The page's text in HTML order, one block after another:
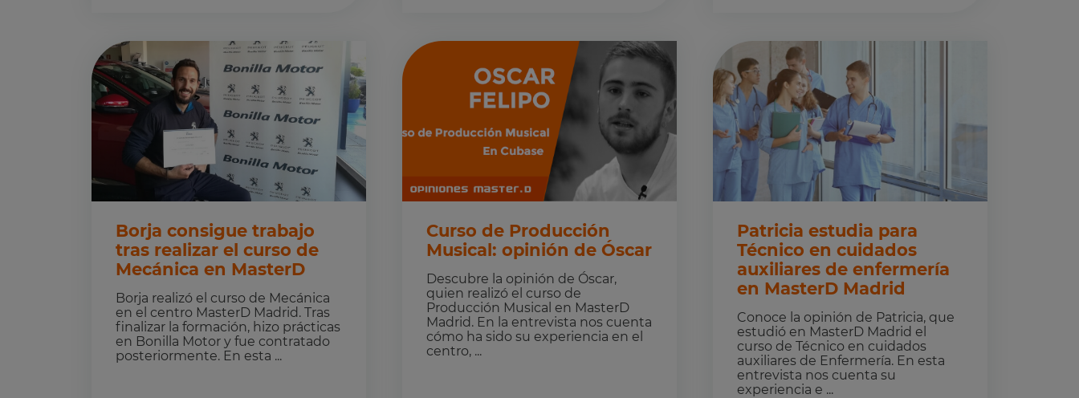
Borja consigue trabajo
tras realizar el curso de
Mecánica en MasterD
Borja realizó el curso de Mecánica
en el centro MasterD Madrid. Tras
finalizar la formación, hizo prácticas
en Bonilla Motor y fue contratado
posteriormente. En esta ...
Curso de Producción
Musical: opinión de Óscar
Descubre la opinión de Óscar,
quien realizó el curso de
Producción Musical en MasterD
Madrid. En la entrevista nos cuenta
cómo ha sido su experiencia en el
centro, ...
Patricia estudia para
Técnico en cuidados
auxiliares de enfermería
en MasterD Madrid
Conoce la opinión de Patricia, que
estudió en MasterD Madrid el
curso de Técnico en cuidados
auxiliares de Enfermería. En esta
entrevista nos cuenta su
experiencia e ...